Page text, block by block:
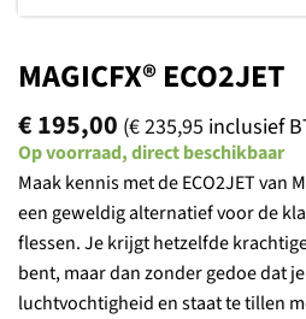
MAGICFX® ECO2JET
€195,00 (€235,95 inclusief
Op voorraad, direct beschikbaar
Maak kennis met de ECO2JET van
een geweldig alternatief voor de
flessen. Je krijgt hetzelfde
bent, maar dan zonder gedoe dat
luchtvochtigheid en staat te tillen